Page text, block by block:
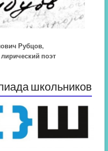
Рубцов,
поэт
школьников